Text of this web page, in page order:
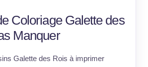
Coloriage Galette des
Manquer
Galette des Rois à imprimer